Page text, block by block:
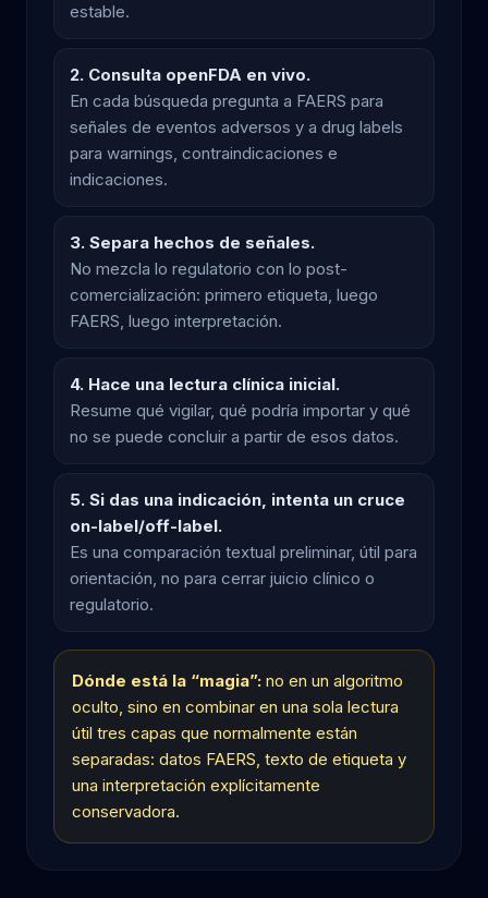
estable.
2. Consulta openFDA en vivo.
En cada búsqueda pregunta a FAERS para
señales de eventos adversos y a drug labels
para warnings, contraindicaciones e
indicaciones.
3. Separa hechos de señales.
No mezcla lo regulatorio con lo post-
comercialización: primero etiqueta, luego
FAERS, luego interpretación.
4. Hace una lectura clínica inicial.
Resume qué vigilar, qué podría importar y qué
no se puede concluir a partir de esos datos.
5. Si das una indicación, intenta un cruce
on-label/off-label.
Es una comparación textual preliminar, útil para
orientación, no para cerrar juicio clínico o
regulatorio.
Dónde está la “magia”: no en un algoritmo
oculto, sino en combinar en una sola lectura
útil tres capas que normalmente están
separadas: datos FAERS, texto de etiqueta y
una interpretación explícitamente
conservadora.